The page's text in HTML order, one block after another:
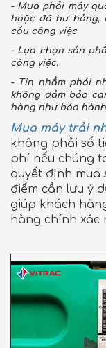
- Mua phải máy
hoặc đã hư hỏng,
cầu công việc
- Lựa chọn sản
công việc.
- Tin nhầm phải
không đảm bảo
hàng như bảo
Mua máy trải
không phải số
phí nếu chúng
quyết định mua
điểm cần lưu ý
giúp khách
hàng chính xác